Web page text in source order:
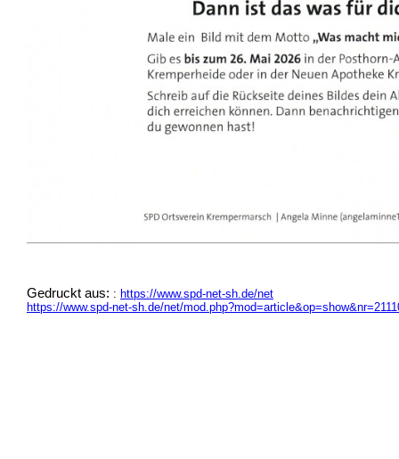
Gedruckt aus: : https://www.spd-net-sh.de/net
https://www.spd-net-sh.de/net/